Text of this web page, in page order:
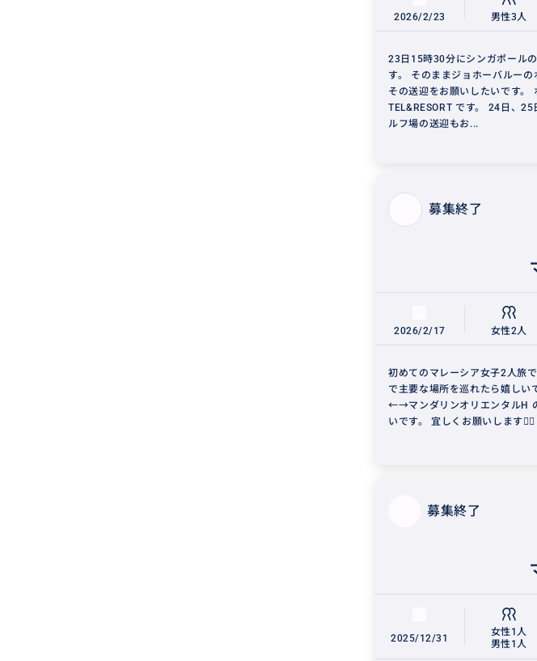
2026/2/23 男性3人
23日15時30分にシンガポール
す。 そのままジョホーバルーの
その送迎をお願いしたいです。
TEL&RESORT です。 24日、
ルフ場の送迎もお...
募集終了
2026/2/17 女性2人
初めてのマレーシア女子2人旅
で主要な場所を巡れたら嬉しい
←→マンダリンオリエンタルH
いです。 宜しくお願いします🙇‍♀️
募集終了
2025/12/31
女性1人
男性1人